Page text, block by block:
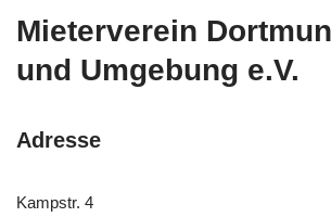
Mieterverein
und Umgebung e.V.
Adresse
Kampstr. 4